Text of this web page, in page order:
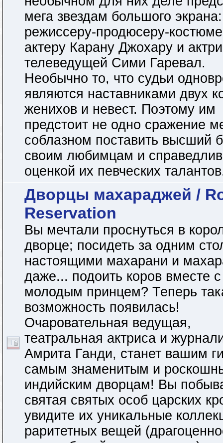
мега звездам большого экрана:
режиссеру-продюсеру-
актеру Карану Джохару и
телеведущей Сими Гаревал.
Необычно то, что судьи
являются наставниками двух
женихов и невест. Поэтому им
предстоит не одно сражение
соблазном поставить высший
своим любимцам и
оценкой их певческих
Дворцы махараджей /
Reservation
Вы мечтали проснуться в
дворце; посидеть за одним
настоящими махарани и
даже... подоить коров вместе с
молодым принцем? Теперь
возможность появилась!
Очаровательная ведущая,
театральная актриса и
Амрита Ганди, станет вашим
самым знаменитым и
индийским дворцам! Вы
святая святых особ царских
увидите их уникальные
раритетных вещей